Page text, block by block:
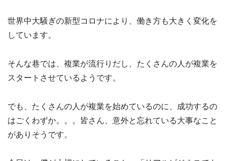
世界中大騒ぎの新型コロナにより、働き方も大きく変化を
しています。
そんな巷では、複業が流行りだし、たくさんの人が複業を
スタートさせているようです。
でも、たくさんの人が複業を始めているのに、成功するの
はごくわずか。。。皆さん、意外と忘れている大事なこと
がありそうです。